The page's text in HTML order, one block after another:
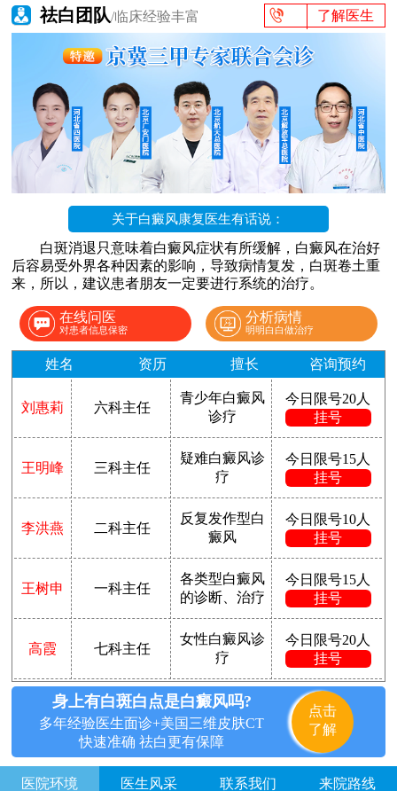
祛白团队/临床经验丰富 了解医生
关于白癜风康复医生有话说：
白斑消退只意味着白癜风症状有所缓解，白癜风在治好
后容易受外界各种因素的影响，导致病情复发，白斑卷土重
来，所以，建议患者朋友一定要进行系统的治疗。
在线问医
对患者信息保密
分析病情
明明白白做治疗
姓名 资历 擅长 咨询预约
刘惠莉 六科主任
青少年白癜风
诊疗
今日限号20人
挂号
王明峰 三科主任
疑难白癜风诊
疗
今日限号15人
挂号
李洪燕 二科主任
反复发作型白
癜风
今日限号10人
挂号
王树申 一科主任
各类型白癜风
的诊断、治疗
今日限号15人
挂号
高霞 七科主任
女性白癜风诊
疗
今日限号20人
挂号
身上有白斑白点是白癜风吗?
多年经验医生面诊+美国三维皮肤CT
快速准确 祛白更有保障
点击
了解
医院环境 医生风采 联系我们 来院路线